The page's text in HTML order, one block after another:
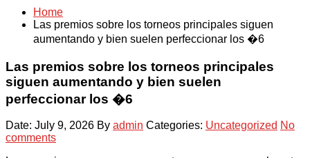
Home
Las premios sobre los torneos principales siguen
aumentando y bien suelen perfeccionar los �6
Las premios sobre los torneos principales
siguen aumentando y bien suelen
perfeccionar los �6
Date: July 9, 2026 By admin Categories: Uncategorized No
comments